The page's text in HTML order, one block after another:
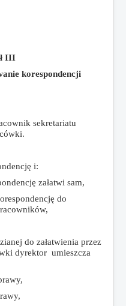
III
korespondencji
sekretariatu
i:
załatwi sam,
do
do załatwienia przez
dyrektor umieszcza